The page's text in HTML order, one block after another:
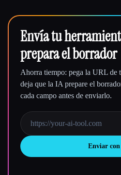
🎓
Comparar herramientas
Todas las categorías
Acerca de
Envía tu
prepara el borrador
Ahorra tiempo: pega la URL de
deja que la IA prepare el
cada campo antes de enviarlo.
Enviar